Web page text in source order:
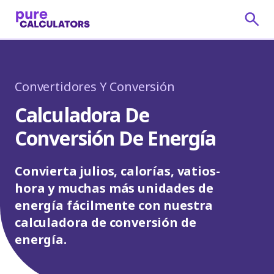
Convertidores Y Conversión
Calculadora De
Conversión De Energía
Convierta julios, calorías, vatios-
hora y muchas más unidades de
energía fácilmente con nuestra
calculadora de conversión de
energía.